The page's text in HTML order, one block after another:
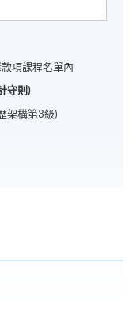
項課程名單內
守則)
架構第3級)